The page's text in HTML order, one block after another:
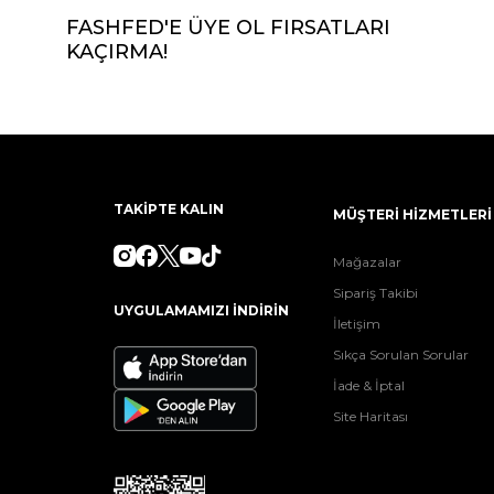
FASHFED'E ÜYE OL FIRSATLARI
KAÇIRMA!
TAKİPTE KALIN
UYGULAMAMIZI İNDİRİN
MÜŞTERİ HİZMETLERİ
Mağazalar
Sipariş Takibi
İletişim
Sıkça Sorulan Sorular
İade & İptal
Site Haritası